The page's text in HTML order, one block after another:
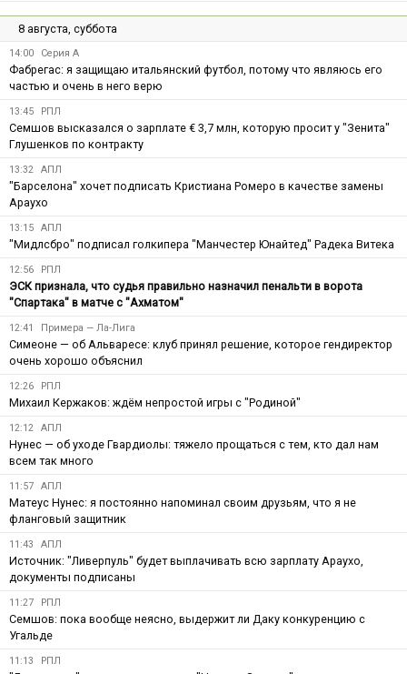
8 августа, суббота
14:00 Серия А
Фабрегас: я защищаю итальянский футбол, потому что являюсь его
частью и очень в него верю
13:45 РПЛ
Семшов высказался о зарплате € 3,7 млн, которую просит у "Зенита"
Глушенков по контракту
13:32 АПЛ
"Барселона" хочет подписать Кристиана Ромеро в качестве замены
Араухо
13:15 АПЛ
"Мидлсбро" подписал голкипера "Манчестер Юнайтед" Радека Витека
12:56 РПЛ
ЭСК признала, что судья правильно назначил пенальти в ворота
"Спартака" в матче с "Ахматом"
12:41 Примера — Ла-Лига
Симеоне — об Альваресе: клуб принял решение, которое гендиректор
очень хорошо объяснил
12:26 РПЛ
Михаил Кержаков: ждём непростой игры с "Родиной"
12:12 АПЛ
Нунес — об уходе Гвардиолы: тяжело прощаться с тем, кто дал нам
всем так много
11:57 АПЛ
Матеус Нунес: я постоянно напоминал своим друзьям, что я не
фланговый защитник
11:43 АПЛ
Источник: "Ливерпуль" будет выплачивать всю зарплату Араухо,
документы подписаны
11:27 РПЛ
Семшов: пока вообще неясно, выдержит ли Даку конкуренцию с
Угальде
11:13 РПЛ